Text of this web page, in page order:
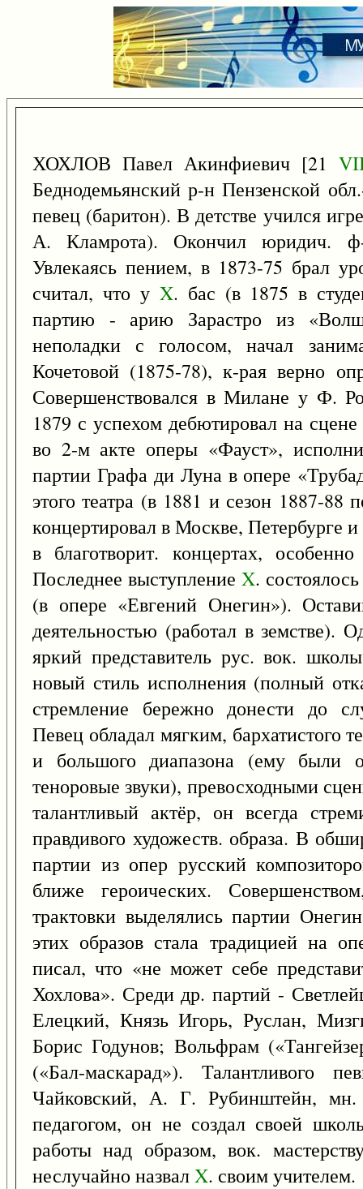
ХОХЛОВ Павел Акинфиевич [21
Беднодемьянский р-н Пензенской
певец (баритон). В детстве учился
А. Кламрота). Окончил юридич.
Увлекаясь пением, в 1873-75 брал
считал, что у X. бас (в 1875 в
партию - арию Зарастро из
неполадки с голосом, начал
Кочетовой (1875-78), к-рая верно
Совершенствовался в Милане у Ф.
1879 с успехом дебютировал на
во 2-м акте оперы «Фауст»,
партии Графа ди Луна в опере
этого театра (в 1881 и сезон 1887-
концертировал в Москве, Петербурге
в благотворит. концертах,
Последнее выступление X.
(в опере «Евгений Онегин»).
деятельностью (работал в
яркий представитель рус. вок.
новый стиль исполнения (полный
стремление бережно донести до
Певец обладал мягким, бархатистого
и большого диапазона (ему были
теноровые звуки), превосходными
талантливый актёр, он всегда
правдивого художеств. образа. В
партии из опер русский
ближе героических.
трактовки выделялись партии
этих образов стала традицией на
писал, что «не может себе
Хохлова». Среди др. партий -
Елецкий, Князь Игорь, Руслан,
Борис Годунов; Вольфрам
(«Бал-маскарад»). Талантливого
Чайковский, А. Г. Рубинштейн,
педагогом, он не создал своей
работы над образом, вок.
неслучайно назвалX. своим учителем.